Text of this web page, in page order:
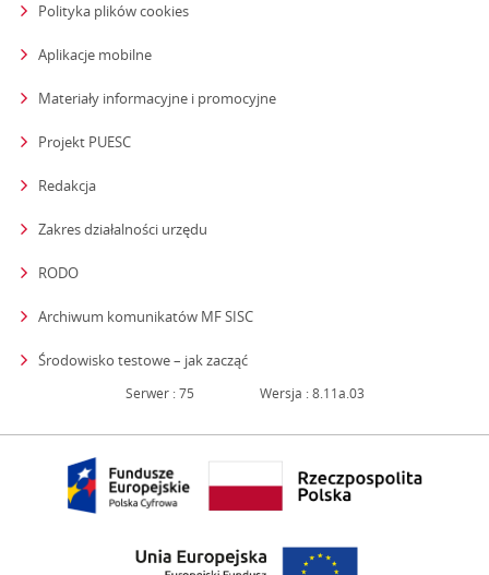
Polityka plików cookies
Aplikacje mobilne
Materiały informacyjne i promocyjne
Projekt PUESC
Redakcja
Zakres działalności urzędu
RODO
Archiwum komunikatów MF SISC
Środowisko testowe – jak zacząćstrona otwiera się w nowym oknie
Serwer : 75 Wersja : 8.11a.03